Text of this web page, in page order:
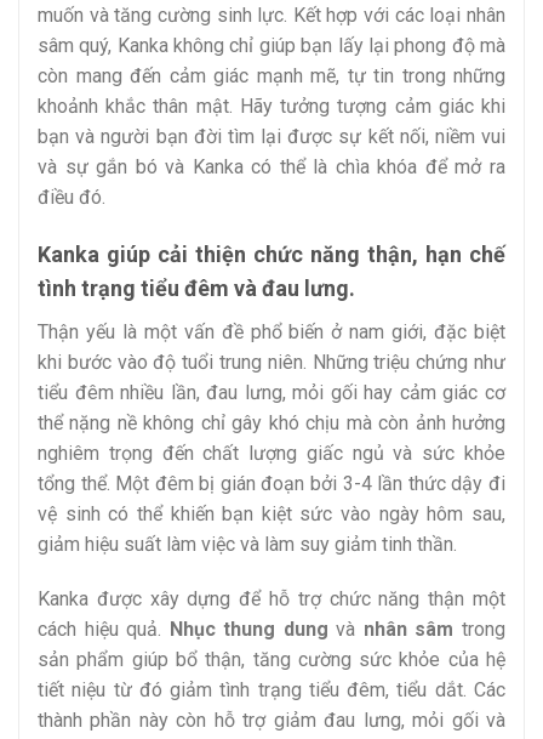
muốn và tăng cường sinh lực. Kết hợp với các loại nhân
sâm quý, Kanka không chỉ giúp bạn lấy lại phong độ mà
còn mang đến cảm giác mạnh mẽ, tự tin trong những
khoảnh khắc thân mật. Hãy tưởng tượng cảm giác khi
bạn và người bạn đời tìm lại được sự kết nối, niềm vui
và sự gắn bó và Kanka có thể là chìa khóa để mở ra
điều đó.
Kanka giúp cải thiện chức năng thận, hạn chế
tình trạng tiểu đêm và đau lưng.
Thận yếu là một vấn đề phổ biến ở nam giới, đặc biệt
khi bước vào độ tuổi trung niên. Những triệu chứng như
tiểu đêm nhiều lần, đau lưng, mỏi gối hay cảm giác cơ
thể nặng nề không chỉ gây khó chịu mà còn ảnh hưởng
nghiêm trọng đến chất lượng giấc ngủ và sức khỏe
tổng thể. Một đêm bị gián đoạn bởi 3-4 lần thức dậy đi
vệ sinh có thể khiến bạn kiệt sức vào ngày hôm sau,
giảm hiệu suất làm việc và làm suy giảm tinh thần.
Kanka được xây dựng để hỗ trợ chức năng thận một
cách hiệu quả. Nhục thung dung và nhân sâm trong
sản phẩm giúp bổ thận, tăng cường sức khỏe của hệ
tiết niệu từ đó giảm tình trạng tiểu đêm, tiểu dắt. Các
thành phần này còn hỗ trợ giảm đau lưng, mỏi gối và